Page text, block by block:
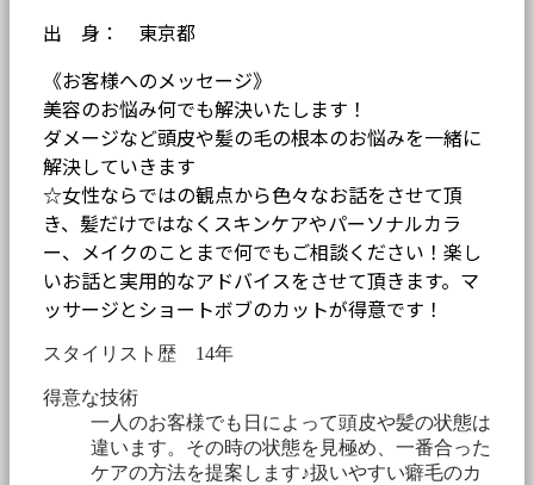
出 身： 東京都
《お客様へのメッセージ》
美容のお悩み何でも解決いたします！
ダメージなど頭皮や髪の毛の根本のお悩みを一緒に
解決していきます
☆女性ならではの観点から色々なお話をさせて頂
き、髪だけではなくスキンケアやパーソナルカラ
ー、メイクのことまで何でもご相談ください！楽し
いお話と実用的なアドバイスをさせて頂きます。マ
ッサージとショートボブのカットが得意です！
スタイリスト歴 14年
得意な技術
一人のお客様でも日によって頭皮や髪の状態は
違います。その時の状態を見極め、一番合った
ケアの方法を提案します♪扱いやすい癖毛のカ